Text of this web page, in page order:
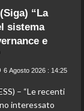
“La
sistema
e
6 Agosto 2026 : 14:25
– “Le recenti
interessato